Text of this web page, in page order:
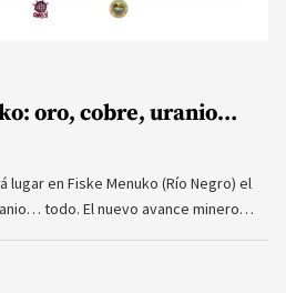
oro, cobre, uranio…
lugar en Fiske Menuko (Río Negro) el
todo. El nuevo avance minero…